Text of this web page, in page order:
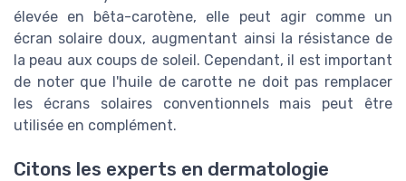
élevée en bêta-carotène, elle peut agir comme un
écran solaire doux, augmentant ainsi la résistance de
la peau aux coups de soleil. Cependant, il est important
de noter que l'huile de carotte ne doit pas remplacer
les écrans solaires conventionnels mais peut être
utilisée en complément.
Citons les experts en dermatologie